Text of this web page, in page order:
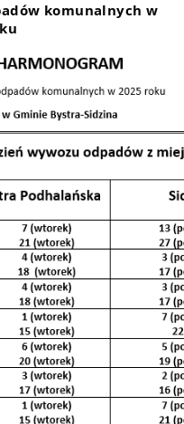
komunalnych w